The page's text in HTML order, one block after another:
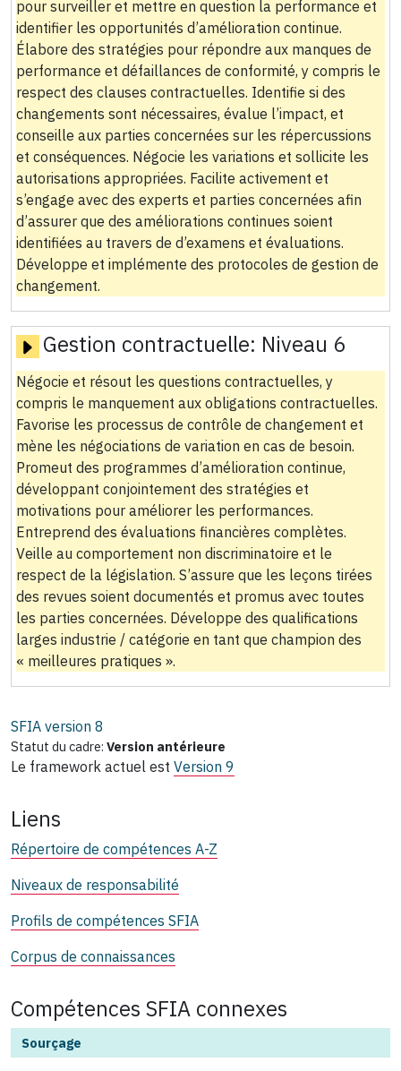
pour surveiller et mettre en question la performance et
identifier les opportunités d’amélioration continue.
Élabore des stratégies pour répondre aux manques de
performance et défaillances de conformité, y compris le
respect des clauses contractuelles. Identifie si des
changements sont nécessaires, évalue l’impact, et
conseille aux parties concernées sur les répercussions
et conséquences. Négocie les variations et sollicite les
autorisations appropriées. Facilite activement et
s’engage avec des experts et parties concernées afin
d’assurer que des améliorations continues soient
identifiées au travers de d’examens et évaluations.
Développe et implémente des protocoles de gestion de
changement.
Gestion contractuelle: Niveau 6
Négocie et résout les questions contractuelles, y
compris le manquement aux obligations contractuelles.
Favorise les processus de contrôle de changement et
mène les négociations de variation en cas de besoin.
Promeut des programmes d’amélioration continue,
développant conjointement des stratégies et
motivations pour améliorer les performances.
Entreprend des évaluations financières complètes.
Veille au comportement non discriminatoire et le
respect de la législation. S’assure que les leçons tirées
des revues soient documentés et promus avec toutes
les parties concernées. Développe des qualifications
larges industrie / catégorie en tant que champion des
« meilleures pratiques ».
SFIA version 8
Statut du cadre: Version antérieure
Le framework actuel est Version 9
Liens
Répertoire de compétences A-Z
Niveaux de responsabilité
Profils de compétences SFIA
Corpus de connaissances
Compétences SFIA connexes
Sourçage